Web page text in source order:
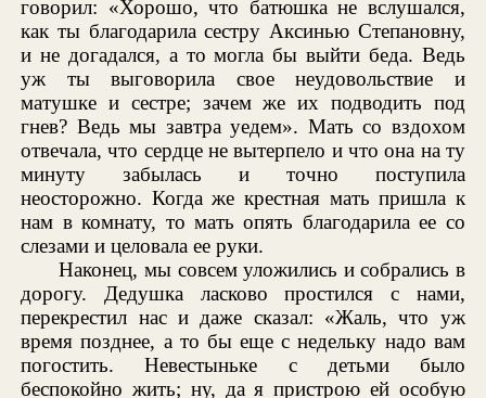
говорил: «Хорошо, что батюшка не вслушался,
как ты благодарила сестру Аксинью Степановну,
и не догадался, а то могла бы выйти беда. Ведь
уж ты выговорила свое неудовольствие и
матушке и сестре; зачем же их подводить под
гнев? Ведь мы завтра уедем». Мать со вздохом
отвечала, что сердце не вытерпело и что она на ту
минуту забылась и точно поступила
неосторожно. Когда же крестная мать пришла к
нам в комнату, то мать опять благодарила ее со
слезами и целовала ее руки.
Наконец, мы совсем уложились и собрались в
дорогу. Дедушка ласково простился с нами,
перекрестил нас и даже сказал: «Жаль, что уж
время позднее, а то бы еще с недельку надо вам
погостить. Невестыньке с детьми было
беспокойно жить; ну, да я пристрою ей особую